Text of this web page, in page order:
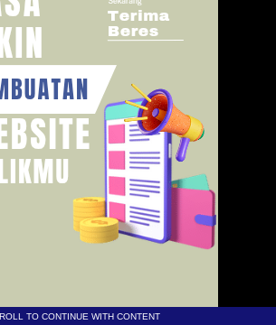
TO CONTINUE WITH CONTENT